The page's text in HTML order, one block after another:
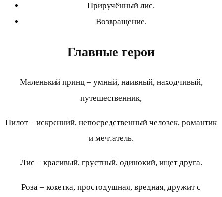
Приручённый лис.
Возвращение.
Главные герои
Маленький принц – умный, наивный, находчивый,
путешественник,
Пилот – искренний, непосредственный человек, романтик
и мечтатель.
Лис – красивый, грустный, одинокий, ищет друга.
Роза – кокетка, простодушная, вредная, дружит с